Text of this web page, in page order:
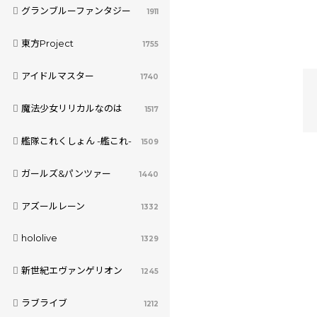
グランブルーファンタジー 1911
東方Project 1755
アイドルマスター 1740
魔法少女リリカルなのは 1517
艦隊これくしょん -艦これ- 1509
ガールズ&パンツァー 1440
アズールレーン 1332
hololive 1329
新世紀エヴァンゲリオン 1245
ラブライブ 1212